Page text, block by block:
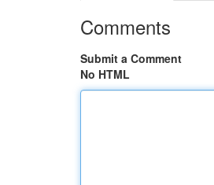
Comments
Submit a Comment
No HTML